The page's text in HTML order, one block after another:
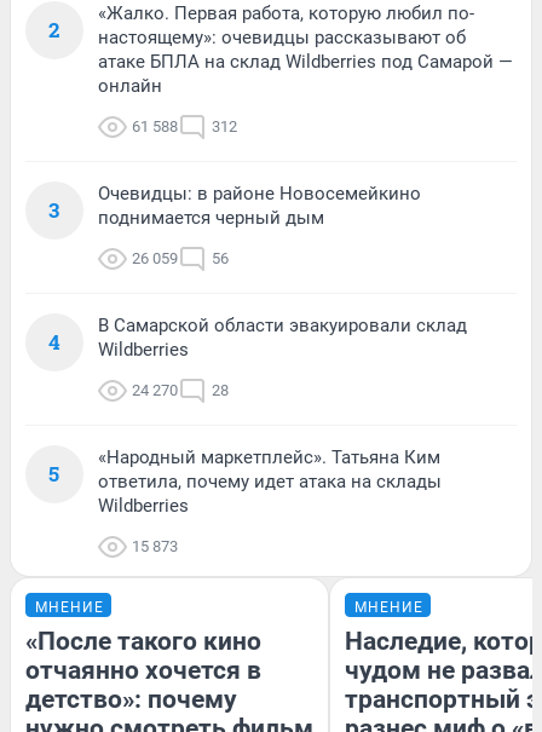
2
«Жалко. Первая работа, которую любил по-
настоящему»: очевидцы рассказывают об
атаке БПЛА на склад Wildberries под Самарой —
онлайн
61 588 312
3
Очевидцы: в районе Новосемейкино
поднимается черный дым
26 059 56
4
В Самарской области эвакуировали склад
Wildberries
24 270 28
5
«Народный маркетплейс». Татьяна Ким
ответила, почему идет атака на склады
Wildberries
15 873
МНЕНИЕ
«После такого кино
отчаянно хочется в
детство»: почему
МНЕНИЕ
Наследие,
чудом не
транспортный